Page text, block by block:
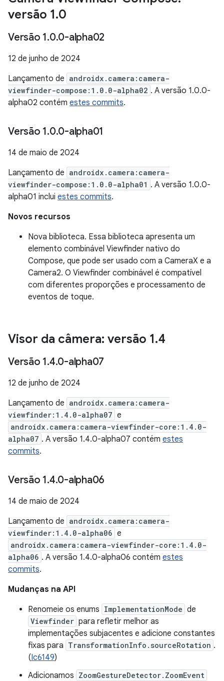
versão 1.0
Versão 1.0.0-alpha02
12 de junho de 2024
Lançamento de androidx.camera:camera-
viewfinder-compose:1.0.0-alpha02 . A versão 1.0.0-
alpha02 contém estes commits.
Versão 1.0.0-alpha01
14 de maio de 2024
Lançamento de androidx.camera:camera-
viewfinder-compose:1.0.0-alpha01 . A versão 1.0.0-
alpha01 inclui estes commits.
Novos recursos
Nova biblioteca. Essa biblioteca apresenta um
elemento combinável Viewfinder nativo do
Compose, que pode ser usado com a CameraX e a
Camera2. O Viewfinder combinável é compatível
com diferentes proporções e processamento de
eventos de toque.
Visor da câmera: versão 1.4
Versão 1.4.0-alpha07
12 de junho de 2024
Lançamento de androidx.camera:camera-
viewfinder:1.4.0-alpha07 e
androidx.camera:camera-viewfinder-core:1.4.0-
alpha07 . A versão 1.4.0-alpha07 contém estes
commits.
Versão 1.4.0-alpha06
14 de maio de 2024
Lançamento de androidx.camera:camera-
viewfinder:1.4.0-alpha06 e
androidx.camera:camera-viewfinder-core:1.4.0-
alpha06 . A versão 1.4.0-alpha06 contém estes
commits.
Mudanças na API
Renomeie os enums ImplementationMode de
Viewfinder para refletir melhor as
implementações subjacentes e adicione constantes
fixas para TransformationInfo.sourceRotation .
(Ic6149)
Adicionamos ZoomGestureDetector.ZoomEvent